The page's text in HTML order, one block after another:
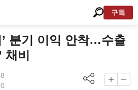
구독
’ 분기 이익 안착…수출
채비